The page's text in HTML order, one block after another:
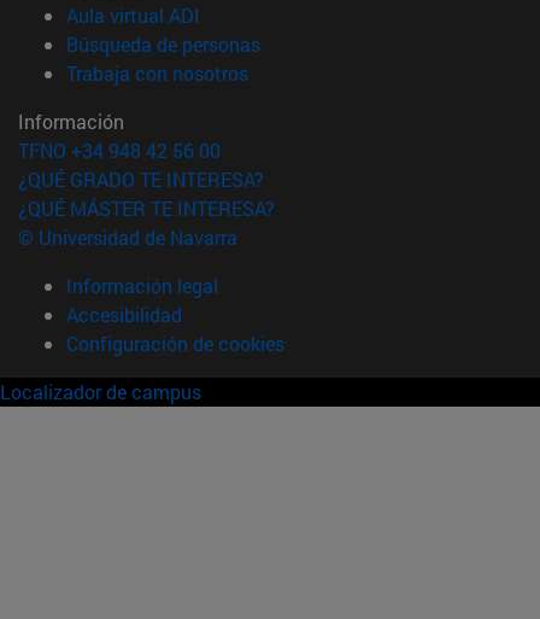
Aula virtual ADI
Búsqueda de personas(abre en nueva ventana)
Trabaja con nosotros(abre en nueva ventana)
Información
TFNO +34 948 42 56 00
¿QUÉ GRADO TE INTERESA?
¿QUÉ MÁSTER TE INTERESA?
© Universidad de Navarra
Información legal
Accesibilidad
Configuración de cookies
Localizador de campus